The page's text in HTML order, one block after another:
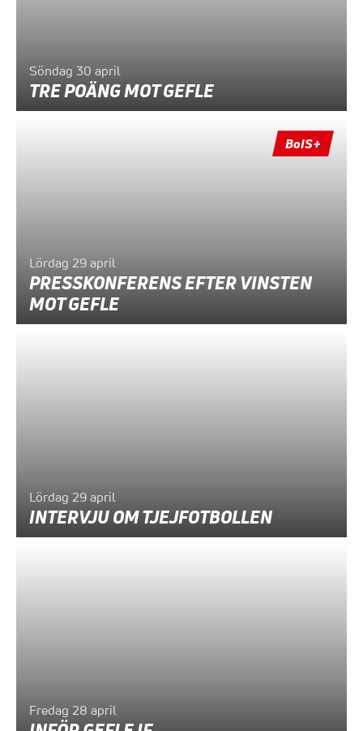
Söndag 30 april
TRE POÄNG MOT GEFLE
BoIS+
Lördag 29 april
PRESSKONFERENS EFTER VINSTEN
MOT GEFLE
Lördag 29 april
INTERVJU OM TJEJFOTBOLLEN
Fredag 28 april